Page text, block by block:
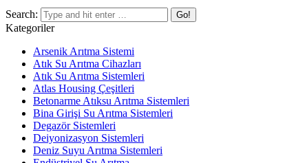
Search:
Kategoriler
Arsenik Arıtma Sistemi
Atık Su Arıtma Cihazları
Atık Su Arıtma Sistemleri
Atlas Housing Çeşitleri
Betonarme Atıksu Arıtma Sistemleri
Bina Girişi Su Arıtma Sistemleri
Degazör Sistemleri
Deiyonizasyon Sistemleri
Deniz Suyu Arıtma Sistemleri